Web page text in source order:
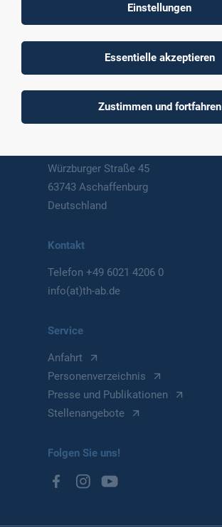
Technische Hochschule
Aschaffenburg
University of Applied Sciences
Würzburger Straße 45
63743 Aschaffenburg
Deutschland
Kontakt
Telefon+49 6021 4206 0
info(at)th-ab.de
Service
Anfahrt
Personenverzeichnis
Presse und Publikationen
Stellenangebote
Folgen Sie uns!
Einstellungen
Essentielle akzeptieren
Zustimmen und fortfahren